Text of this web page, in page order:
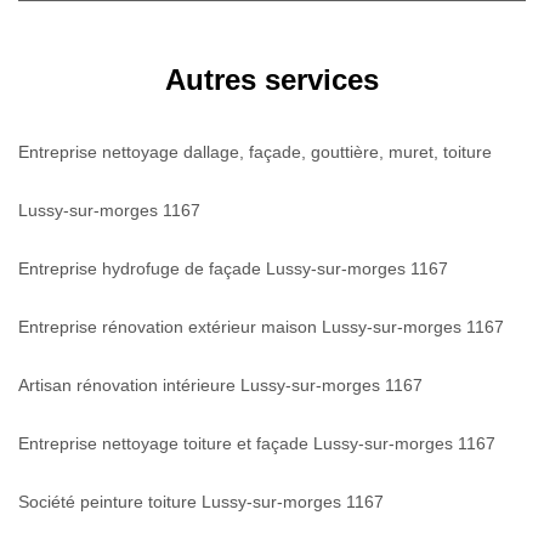
Autres services
Entreprise nettoyage dallage, façade, gouttière, muret, toiture
Lussy-sur-morges 1167
Entreprise hydrofuge de façade Lussy-sur-morges 1167
Entreprise rénovation extérieur maison Lussy-sur-morges 1167
Artisan rénovation intérieure Lussy-sur-morges 1167
Entreprise nettoyage toiture et façade Lussy-sur-morges 1167
Société peinture toiture Lussy-sur-morges 1167